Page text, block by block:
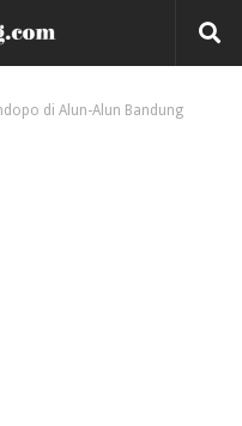
di Alun-Alun Bandung